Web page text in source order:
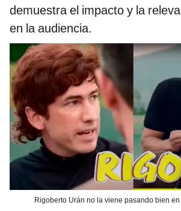
demuestra el impacto y la
en la audiencia.
Rigoberto Urán no la viene pasando bien en